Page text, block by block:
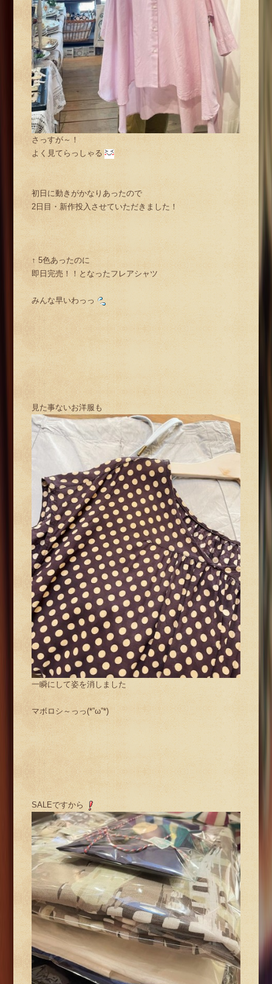
さっすが～！
よく見てらっしゃる
初日に動きがかなりあったので
2日目・新作投入させていただきました！
↑ 5色あったのに
即日完売！！となったフレアシャツ
みんな早いわっっ
見た事ないお洋服も
一瞬にして姿を消しました
マボロシ～っっ(*”ω”*)
SALEですから